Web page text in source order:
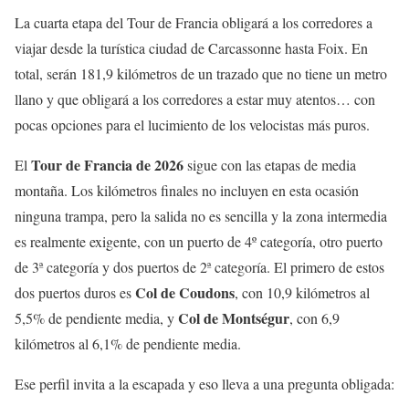
La cuarta etapa del Tour de Francia obligará a los corredores a
viajar desde la turística ciudad de Carcassonne hasta Foix. En
total, serán 181,9 kilómetros de un trazado que no tiene un metro
llano y que obligará a los corredores a estar muy atentos… con
pocas opciones para el lucimiento de los velocistas más puros.
El Tour de Francia de 2026sigue con las etapas de media
montaña. Los kilómetros finales no incluyen en esta ocasión
ninguna trampa, pero la salida no es sencilla y la zona intermedia
es realmente exigente, con un puerto de 4º categoría, otro puerto
de 3ª categoría y dos puertos de 2ª categoría. El primero de estos
dos puertos duros esCol de Coudons, con 10,9 kilómetros al
5,5% de pendiente media, yCol de Montségur, con 6,9
kilómetros al 6,1% de pendiente media.
Ese perfil invita a la escapada y eso lleva a una pregunta obligada: